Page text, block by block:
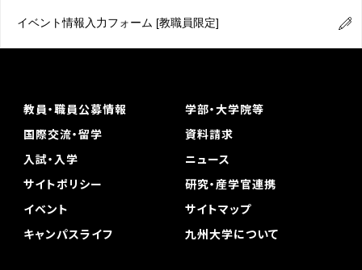
イベント情報入力フォーム [教職員限定]
教員・職員公募情報
学部・大学院等
国際交流・留学
資料請求
入試・入学
ニュース
サイトポリシー
研究・産学官連携
イベント
サイトマップ
キャンパスライフ
九州大学について